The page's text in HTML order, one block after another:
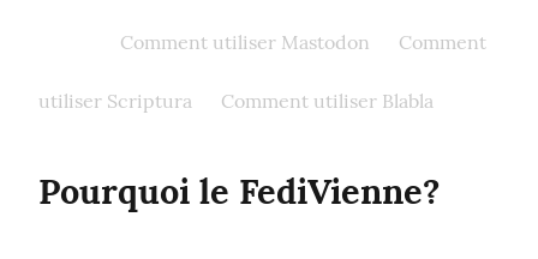
Présentation du FédiVienne
Comment utiliser Mastodon Comment
utiliser Scriptura Comment utiliser Blabla
Pourquoi le FediVienne?